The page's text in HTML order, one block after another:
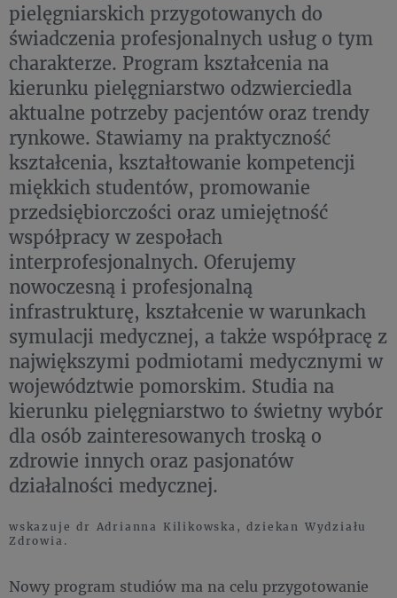
pielęgniarskich przygotowanych do
świadczenia profesjonalnych usług o tym
charakterze. Program kształcenia na
kierunku pielęgniarstwo odzwierciedla
aktualne potrzeby pacjentów oraz trendy
rynkowe. Stawiamy na praktyczność
kształcenia, kształtowanie kompetencji
miękkich studentów, promowanie
przedsiębiorczości oraz umiejętność
współpracy w zespołach
interprofesjonalnych. Oferujemy
nowoczesną i profesjonalną
infrastrukturę, kształcenie w warunkach
symulacji medycznej, a także współpracę z
największymi podmiotami medycznymi w
województwie pomorskim. Studia na
kierunku pielęgniarstwo to świetny wybór
dla osób zainteresowanych troską o
zdrowie innych oraz pasjonatów
działalności medycznej.
wskazuje dr Adrianna Kilikowska, dziekan Wydziału
Zdrowia.
Nowy program studiów ma na celu przygotowanie